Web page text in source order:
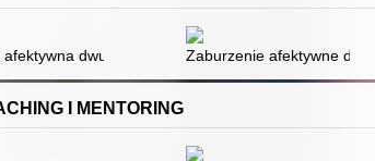
oraz edukacyjne występujące w ramach autyzmu,
: poradnik dla bliskich
dwubiegunowa (ChAD) u nastolatków
Zaburzenie afektywne
I MENTORING